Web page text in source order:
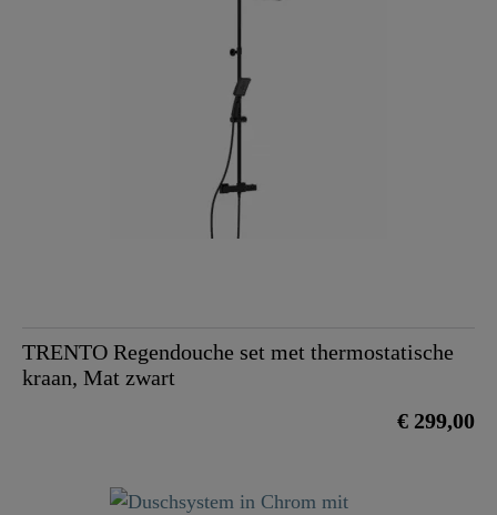
TRENTO Regendouche set met thermostatische
kraan, Mat zwart
€ 299,00